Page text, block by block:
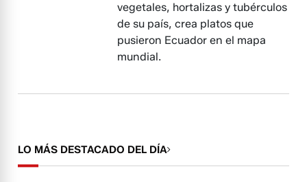
vegetales, hortalizas y tubérculos
de su país, crea platos que
pusieron Ecuador en el mapa
mundial.
LO MÁS DESTACADO DEL DÍA